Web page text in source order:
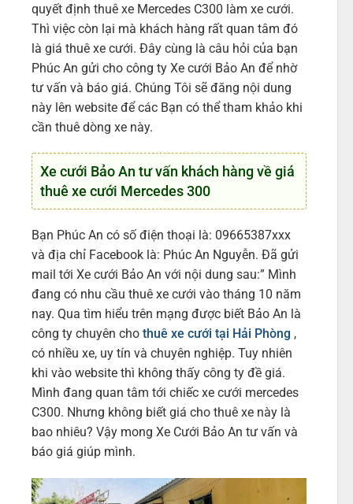
quyết định thuê xe Mercedes C300 làm xe cưới.
Thì việc còn lại mà khách hàng rất quan tâm đó
là giá thuê xe cưới. Đây cùng là câu hỏi của bạn
Phúc An gửi cho công ty Xe cưới Bảo An để nhờ
tư vấn và báo giá. Chúng Tôi sẽ đăng nội dung
này lên website để các Bạn có thể tham khảo khi
cần thuê dòng xe này.
Xe cưới Bảo An tư vấn khách hàng về giá
thuê xe cưới Mercedes 300
Bạn Phúc An có số điện thoại là: 09665387xxx
và địa chỉ Facebook là: Phúc An Nguyễn. Đã gửi
mail tới Xe cưới Bảo An với nội dung sau:” Mình
đang có nhu cầu thuê xe cưới vào tháng 10 năm
nay. Qua tìm hiểu trên mạng được biết Bảo An là
công ty chuyên cho thuê xe cưới tại Hải Phòng ,
có nhiều xe, uy tín và chuyên nghiệp. Tuy nhiên
khi vào website thì không thấy công ty đề giá.
Mình đang quan tâm tới chiếc xe cưới mercedes
C300. Nhưng không biết giá cho thuê xe này là
bao nhiêu? Vậy mong Xe Cưới Bảo An tư vấn và
báo giá giúp mình.